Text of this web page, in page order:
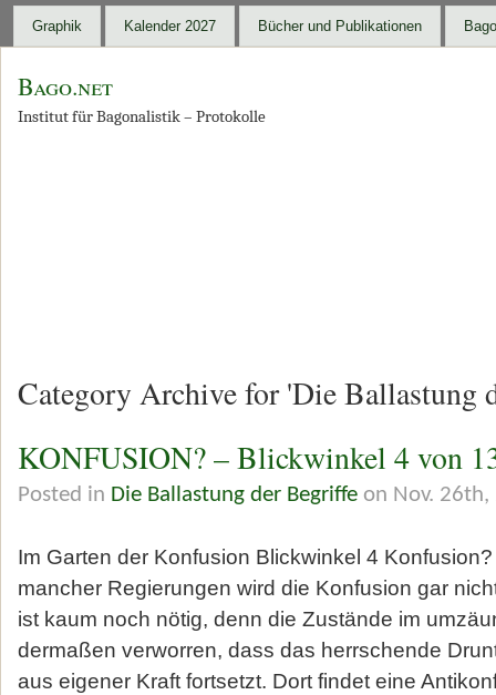
Graphik Kalender 2027 Bücher und Publikationen
Bago.net
Institut für Bagonalistik – Protokolle
Category Archive for 'Die Ballastung
KONFUSION? – Blickwinkel 4 von
Posted in Die Ballastung der Begriffe on Nov. 26th,
Im Garten der Konfusion Blickwinkel 4
mancher Regierungen wird die Konfusion gar
ist kaum noch nötig, denn die Zustände im
dermaßen verworren, dass das herrschende
aus eigener Kraft fortsetzt. Dort findet eine